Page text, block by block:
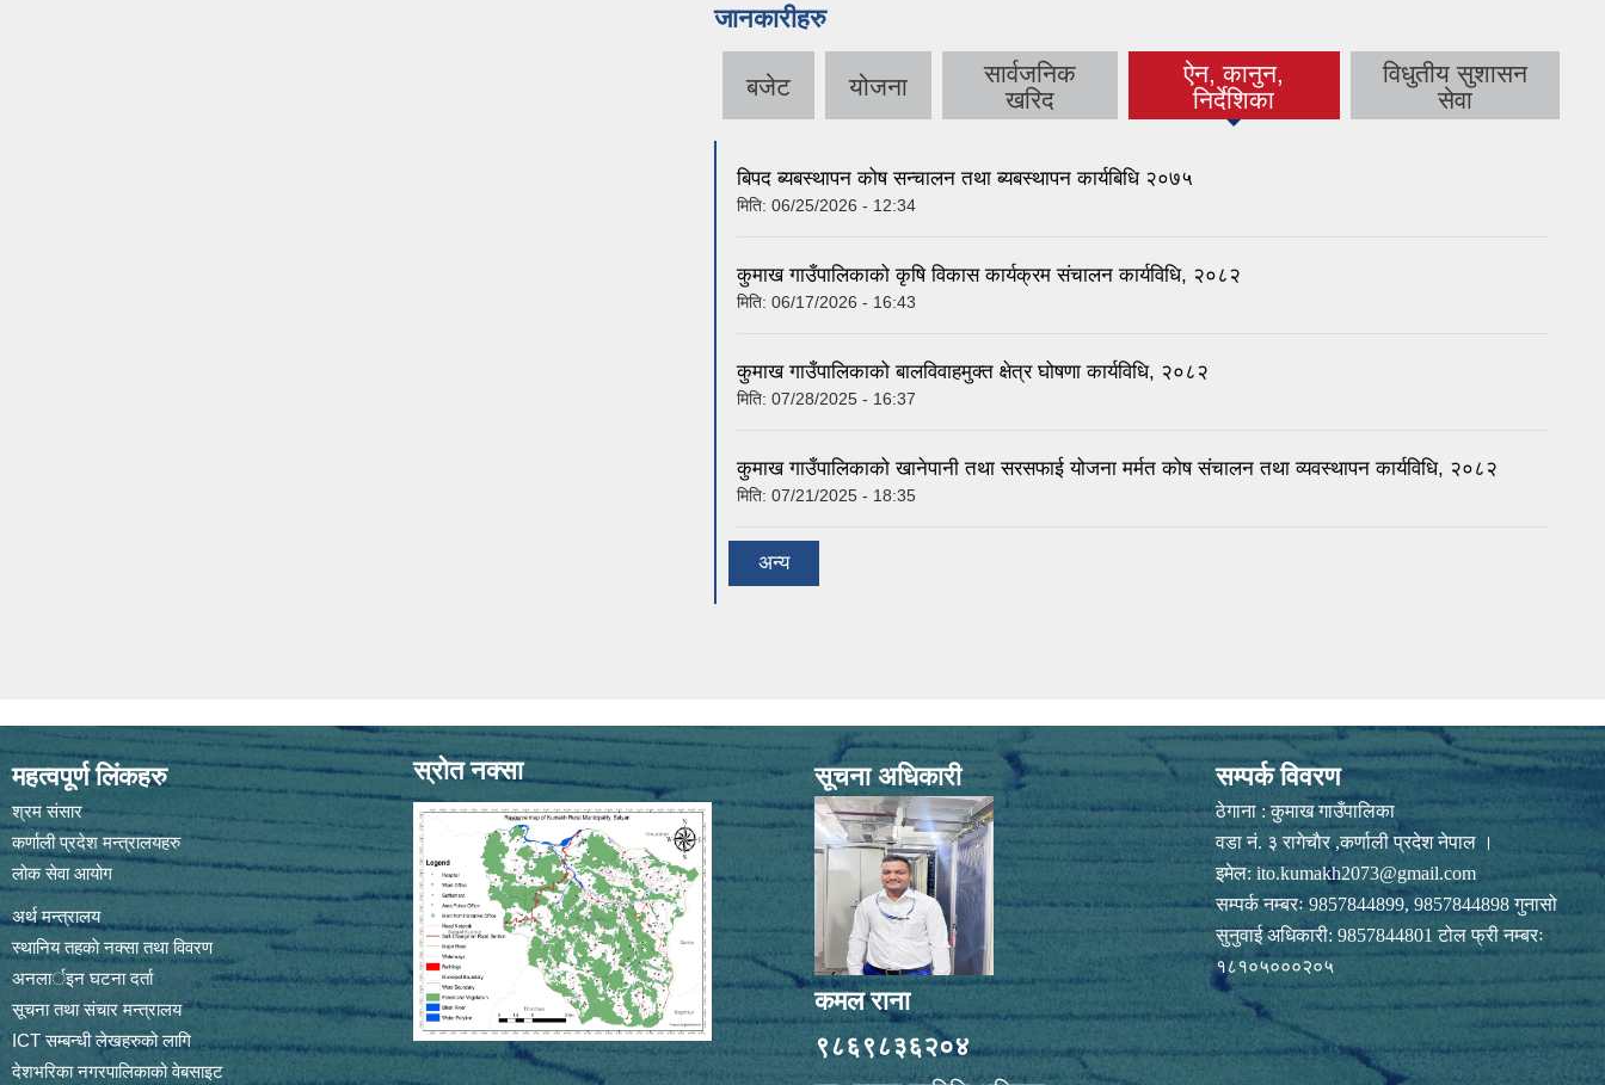
जानकारीहरु
बजेट योजना
सार्वजनिक
खरिद
ऐन, कानुन,
निर्देशिका
(active tab)
विधुतीय सुशासन
सेवा
बिपद ब्यबस्थापन कोष सन्चालन तथा ब्यबस्थापन कार्यबिधि २०७५
मिति: 06/25/2026 - 12:34
कुमाख गाउँपालिकाको कृषि विकास कार्यक्रम संचालन कार्यविधि, २०८२
मिति: 06/17/2026 - 16:43
कुमाख गाउँपालिकाको बालविवाहमुक्त क्षेत्र घोषणा कार्यविधि, २०८२
मिति: 07/28/2025 - 16:37
कुमाख गाउँपालिकाको खानेपानी तथा सरसफाई योजना मर्मत कोष संचालन तथा व्यवस्थापन कार्यविधि, २०८२
मिति: 07/21/2025 - 18:35
अन्य
महत्वपूर्ण लिंकहरु
श्रम संसार
कर्णाली प्रदेश मन्त्रालयहरु
लोक सेवा आयोग
अर्थ मन्त्रालय
स्थानिय तहकाे नक्सा तथा विवरण
अनलार्इन घटना दर्ता
सूचना तथा संचार मन्त्रालय
ICT सम्बन्धी लेखहरुको लागि
देशभरिका नगरपालिकाको वेबसाइट
स्रोत नक्सा सूचना अधिकारी
कमल राना
९८६९८३६२०४
सम्पर्क विवरण
ठेगाना : कुमाख गाउँपालिका
वडा नं. ३ रागेचाैर ,कर्णाली प्रदेश नेपाल ।
इमेल:ito.kumakh2073@gmail.com
सम्पर्क नम्बरः 9857844899, 9857844898 गुनासो
सुनुवाई अधिकारी: 9857844801 टोल फ्री नम्बरः
१८१०५०००२०५